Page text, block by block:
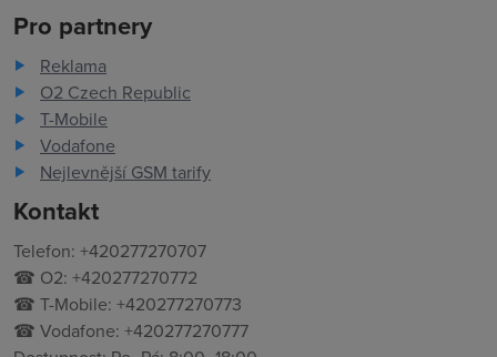
Pro partnery
Reklama
O2 Czech Republic
T-Mobile
Vodafone
Nejlevnější GSM tarify
Kontakt
Telefon: +420277270707
☎ O2: +420277270772
☎ T-Mobile: +420277270773
☎ Vodafone: +420277270777